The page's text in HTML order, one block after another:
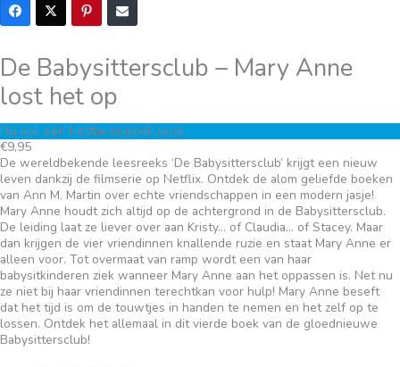
De Babysittersclub – Mary Anne
lost het op
Nu ook een Netflix original-serie
€9,95
De wereldbekende leesreeks ‘De Babysittersclub’ krijgt een nieuw
leven dankzij de filmserie op Netflix. Ontdek de alom geliefde boeken
van Ann M. Martin over echte vriendschappen in een modern jasje!
Mary Anne houdt zich altijd op de achtergrond in de Babysittersclub.
De leiding laat ze liever over aan Kristy… of Claudia… of Stacey. Maar
dan krijgen de vier vriendinnen knallende ruzie en staat Mary Anne er
alleen voor. Tot overmaat van ramp wordt een van haar
babysitkinderen ziek wanneer Mary Anne aan het oppassen is. Net nu
ze niet bij haar vriendinnen terechtkan voor hulp! Mary Anne beseft
dat het tijd is om de touwtjes in handen te nemen en het zelf op te
lossen. Ontdek het allemaal in dit vierde boek van de gloednieuwe
Babysittersclub!